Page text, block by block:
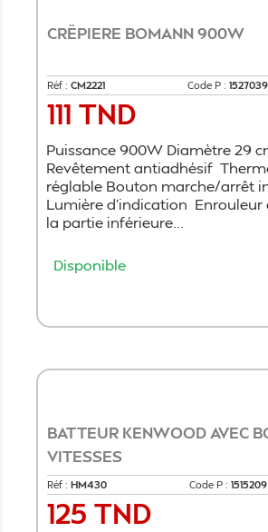
CRËPIERE BOMANN 900W
Réf : CM2221 Code P : 1527039
Prix
111 TND
Puissance 900W Diamètre 29
Revêtement antiadhésif
réglable Bouton marche/arrêt
Lumière d'indication Enrouleur
la partie inférieure...
Disponible
BATTEUR KENWOOD AVEC
VITESSES
Réf : HM430 Code P : 1515209
Prix
125 TND